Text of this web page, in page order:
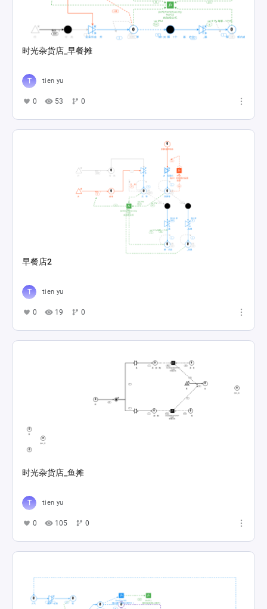
时光杂货店_早餐摊
tien yu
0 53 0
早餐店2
tien yu
0 19 0
时光杂货店_鱼摊
tien yu
0 105 0